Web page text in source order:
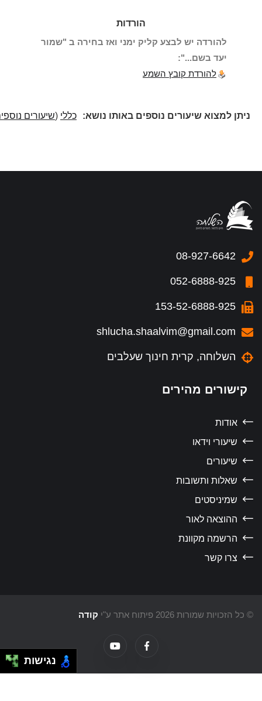
הורדות
להורדה יש לבצע קליק ימני ואז בחירה ב "שמור
יעד בשם...":
להורדת קובץ השמע
ניתן למצוא שיעורים נוספים באותו נושא: כללי(שיעורים נוספים)
08-927-6642
052-6888-925
153-52-6888-925
shlucha.shaalvim@gmail.com
השלוחה, קרית חינוך שעלבים
קישורים מהירים
אודות
שיעורי וידאו
שיעורים
שאלות ותשובות
שמיניסטים
ההוצאה לאור
הרשמה מקוונת
צרו קשר
הזכויות שמורות 2026 פיתוח אתר ע"י קודה
נגישות